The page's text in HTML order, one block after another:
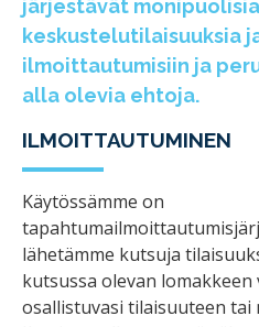
järjestävät monipuolisia
keskustelutilaisuuksia
ilmoittautumisiin ja
alla olevia ehtoja.
ILMOITTAUTUMINEN
Käytössämme on
lähetämme kutsuja
kutsussa olevan
osallistuvasi tilaisuuteen tai